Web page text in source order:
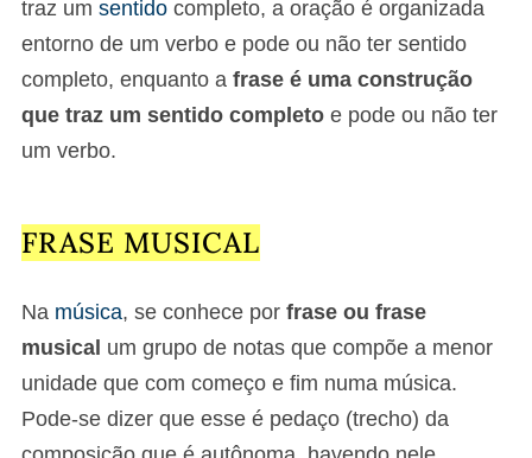
traz um sentido completo, a oração é organizada
entorno de um verbo e pode ou não ter sentido
completo, enquanto a frase é uma construção
que traz um sentido completo e pode ou não ter
um verbo.
FRASE MUSICAL
Na música, se conhece por frase ou frase
musical um grupo de notas que compõe a menor
unidade que com começo e fim numa música.
Pode-se dizer que esse é pedaço (trecho) da